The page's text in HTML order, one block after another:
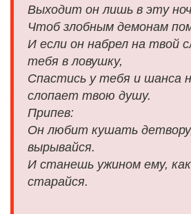
Выходит он лишь в эту
Чтоб злобным демонам
И если он набрел на твой
тебя в ловушку,
Спастись у тебя и шанса
слопает твою душу.
Припев:
Он любит кушать
вырывайся.
И станешь ужином ему,
старайся.